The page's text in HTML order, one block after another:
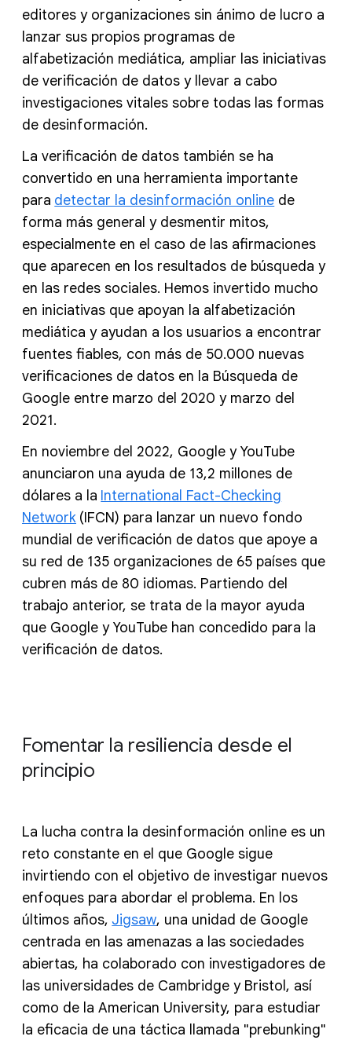
editores y organizaciones sin ánimo de lucro a
lanzar sus propios programas de
alfabetización mediática, ampliar las iniciativas
de verificación de datos y llevar a cabo
investigaciones vitales sobre todas las formas
de desinformación.
La verificación de datos también se ha
convertido en una herramienta importante
para detectar la desinformación online de
forma más general y desmentir mitos,
especialmente en el caso de las afirmaciones
que aparecen en los resultados de búsqueda y
en las redes sociales. Hemos invertido mucho
en iniciativas que apoyan la alfabetización
mediática y ayudan a los usuarios a encontrar
fuentes fiables, con más de 50.000 nuevas
verificaciones de datos en la Búsqueda de
Google entre marzo del 2020 y marzo del
2021.
En noviembre del 2022, Google y YouTube
anunciaron una ayuda de 13,2 millones de
dólares a la International Fact-Checking
Network (IFCN) para lanzar un nuevo fondo
mundial de verificación de datos que apoye a
su red de 135 organizaciones de 65 países que
cubren más de 80 idiomas. Partiendo del
trabajo anterior, se trata de la mayor ayuda
que Google y YouTube han concedido para la
verificación de datos.
Fomentar la resiliencia desde el
principio
La lucha contra la desinformación online es un
reto constante en el que Google sigue
invirtiendo con el objetivo de investigar nuevos
enfoques para abordar el problema. En los
últimos años, Jigsaw, una unidad de Google
centrada en las amenazas a las sociedades
abiertas, ha colaborado con investigadores de
las universidades de Cambridge y Bristol, así
como de la American University, para estudiar
la eficacia de una táctica llamada "prebunking"